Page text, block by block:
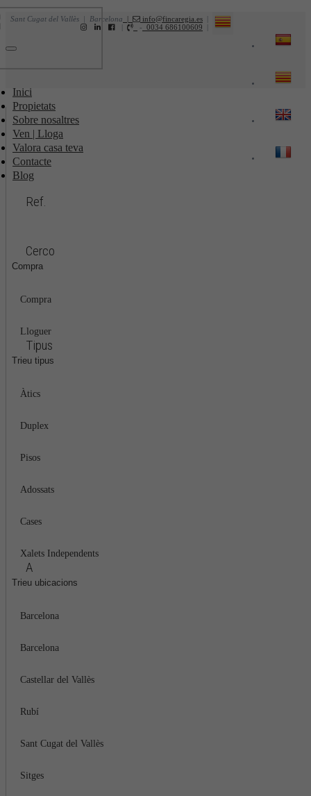
| info@fincaregia.es
Sant Cugat del Vallès | Barcelona
0034 686100609
-
Toggle
Inici
Propietats
Sobre nosaltres
Ven | Lloga
Valora casa teva
Contacte
Blog
Ref.
Cerco
Compra
Compra
Lloguer
Tipus
Trieu tipus
Àtics
Duplex
Pisos
Adossats
Cases
Xalets Independents
A
Trieu ubicacions
Barcelona
Barcelona
Castellar del Vallès
Rubí
Sant Cugat del Vallès
Sitges